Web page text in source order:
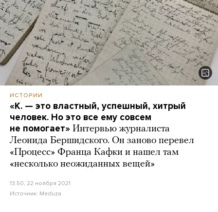
ИСТОРИИ
«К. — это властный, успешный, хитрый
человек. Но это все ему совсем
не помогает» Интервью журналиста
Леонида Бершидского. Он заново перевел
«Процесс» Франца Кафки и нашел там
«несколько неожиданных вещей»
13:50, 22 ноября 2021
Источник: Meduza